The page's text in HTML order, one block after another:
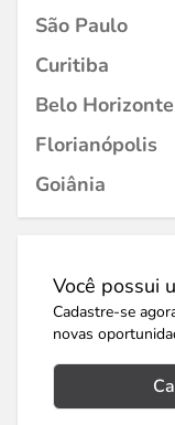
São Paulo
Curitiba
Belo Horizonte
Florianópolis
Goiânia
Você possui
Cadastre-se
novas